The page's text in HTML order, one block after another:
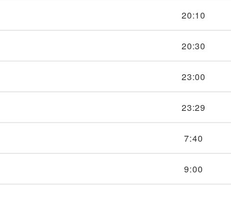
20:10
20:30
23:00
23:29
7:40
9:00